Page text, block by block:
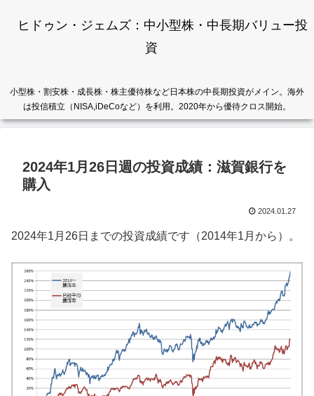
ヒドゥン・ジェムズ：中小型株・中長期バリュー投
資
小型株・割安株・成長株・株主優待株など日本株の中長期投資がメイン。海外
は投信積立（NISA,iDeCoなど）を利用。2020年から優待クロス開始。
2024年1月26日週の投資成績：滋賀銀行を
購入
2024.01.27
2024年1月26日までの投資成績です（2014年1月から）。